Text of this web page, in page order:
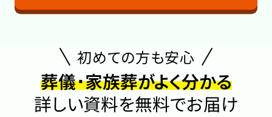
初めての方も安心
葬儀･家族葬がよく分かる
詳しい資料を無料でお届け